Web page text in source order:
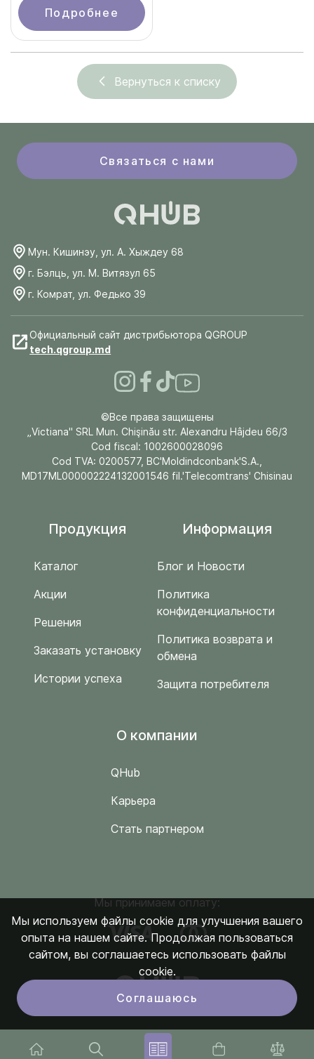
Подробнее
Вернуться к списку
Связаться с нами
Мун. Кишинэу, ул. А. Хыждеу 68
г. Бэлць, ул. М. Витязул 65
г. Комрат, ул. Федько 39
Официальный сайт дистрибьютора QGROUP
tech.qgroup.md
©Все права защищены
„Victiana" SRL Mun. Chişinău str. Alexandru Hâjdeu 66/3
Cod fiscal: 1002600028096
Cod TVA: 0200577, BC'Moldindconbank'S.A.,
MD17ML000002224132001546 fil.'Telecomtrans' Chisinau
Продукция
Каталог
Акции
Решения
Заказать установку
Истории успеха
Информация
Блог и Новости
Политика
конфиденциальности
Политика возврата и
обмена
Защита потребителя
O компании
QHub
Карьера
Стать партнером
Мы принимаем оплату:
Мы используем файлы cookie для улучшения вашего
опыта на нашем сайте. Продолжая пользоваться
сайтом, вы соглашаетесь использовать файлы
cookie.
Соглашаюсь